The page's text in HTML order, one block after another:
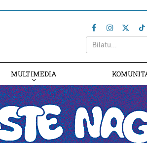
MULTIMEDIA